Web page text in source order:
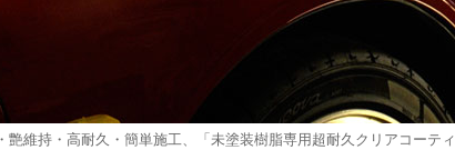
艶維持・高耐久・簡単施工、「未塗装樹脂専用超耐久クリアコーティ